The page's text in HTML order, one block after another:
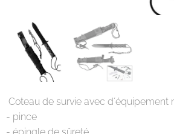
Coteau de survie avec d´équipement
- pince